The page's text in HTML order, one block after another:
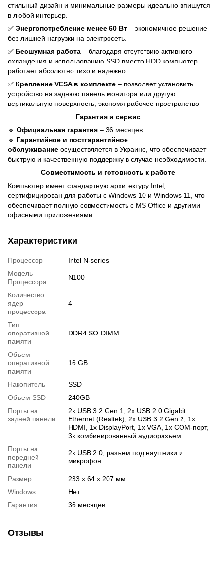
стильный дизайн и минимальные размеры идеально впишутся
в любой интерьер.
✅ Энергопотребление менее 60 Вт – экономичное решение
без лишней нагрузки на электросеть.
✅ Бесшумная работа – благодаря отсутствию активного
охлаждения и использованию SSD вместо HDD компьютер
работает абсолютно тихо и надежно.
✅ Крепление VESA в комплекте – позволяет установить
устройство на заднюю панель монитора или другую
вертикальную поверхность, экономя рабочее пространство.
Гарантия и сервис
🔹 Официальная гарантия – 36 месяцев.
🔹 Гарантийное и постгарантийное
обслуживание осуществляется в Украине, что обеспечивает
быструю и качественную поддержку в случае необходимости.
Совместимость и готовность к работе
Компьютер имеет стандартную архитектуру Intel,
сертифицирован для работы с Windows 10 и Windows 11, что
обеспечивает полную совместимость с MS Office и другими
офисными приложениями.
Характеристики
Процессор
Intel N-series
Модель
Процессора
N100
Количество
ядер
процессора
4
Тип
оперативной
памяти
DDR4 SO-DIMM
Объем
оперативной
памяти
16 GB
Накопитель
SSD
Объем SSD
240GB
Порты на
задней панели
2х USB 3.2 Gen 1, 2х USB 2.0 Gigabit
Ethernet (Realtek), 2х USB 3.2 Gen 2, 1х
HDMI, 1х DisplayPort, 1х VGA, 1х COM-порт,
3х комбинированный аудиоразъем
Порты на
передней
панели
2х USB 2.0, разъем под наушники и
микрофон
Размер
233 х 64 х 207 мм
Windows
Нет
Гарантия
36 месяцев
Отзывы